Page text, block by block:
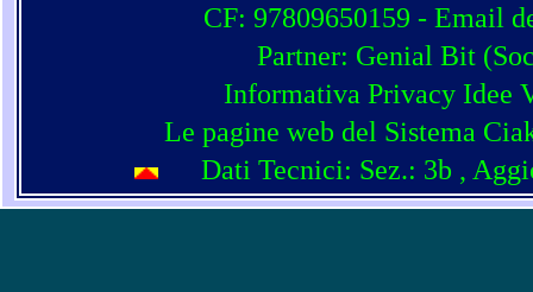
CF: 97809650159 - Email
Partner: Genial Bit (
Informativa Privacy Idee
Le pagine web del Sistema
Dati Tecnici: Sez.: 3b ,